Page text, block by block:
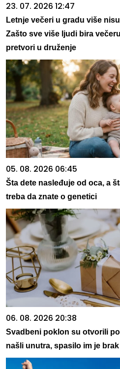
23. 07. 2026 12:47
Letnje večeri u gradu više
Zašto sve više ljudi bira
pretvori u druženje
05. 08. 2026 06:45
Šta dete nasleđuje od oca, a
treba da znate o genetici
06. 08. 2026 20:38
Svadbeni poklon su otvorili
našli unutra, spasilo im je brak